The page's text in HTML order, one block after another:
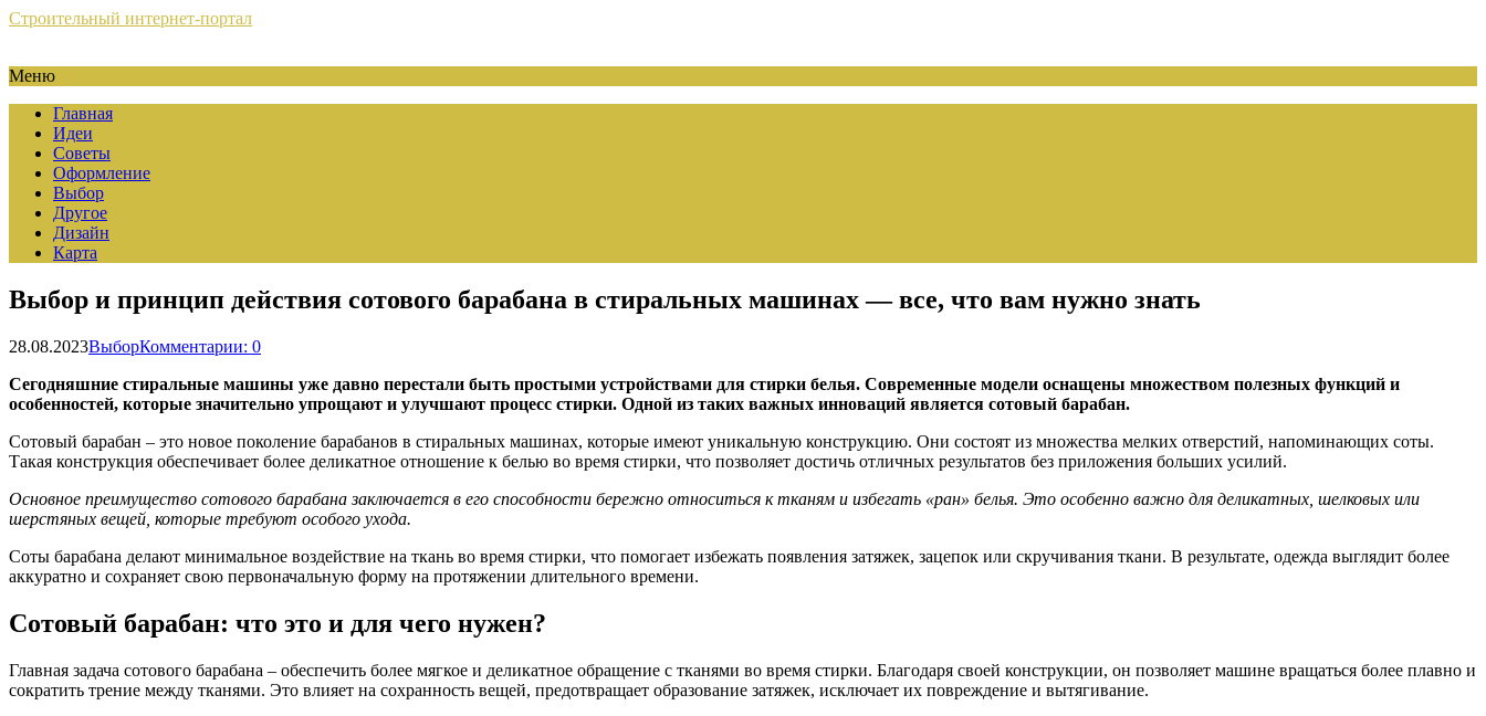
Строительный интернет-портал
Меню
Главная
Идеи
Советы
Оформление
Выбор
Другое
Дизайн
Карта
Выбор и принцип действия сотового барабана в стиральных машинах — все, что вам нужно знать
28.08.2023ВыборКомментарии: 0
Сегодняшние стиральные машины уже давно перестали быть простыми устройствами для стирки белья. Современные модели оснащены множеством полезных функций и
особенностей, которые значительно упрощают и улучшают процесс стирки. Одной из таких важных инноваций является сотовый барабан.
Сотовый барабан – это новое поколение барабанов в стиральных машинах, которые имеют уникальную конструкцию. Они состоят из множества мелких отверстий, напоминающих соты.
Такая конструкция обеспечивает более деликатное отношение к белью во время стирки, что позволяет достичь отличных результатов без приложения больших усилий.
Основное преимущество сотового барабана заключается в его способности бережно относиться к тканям и избегать «ран» белья. Это особенно важно для деликатных, шелковых или
шерстяных вещей, которые требуют особого ухода.
Соты барабана делают минимальное воздействие на ткань во время стирки, что помогает избежать появления затяжек, зацепок или скручивания ткани. В результате, одежда выглядит более
аккуратно и сохраняет свою первоначальную форму на протяжении длительного времени.
Сотовый барабан: что это и для чего нужен?
Главная задача сотового барабана – обеспечить более мягкое и деликатное обращение с тканями во время стирки. Благодаря своей конструкции, он позволяет машине вращаться более плавно и
сократить трение между тканями. Это влияет на сохранность вещей, предотвращает образование затяжек, исключает их повреждение и вытягивание.